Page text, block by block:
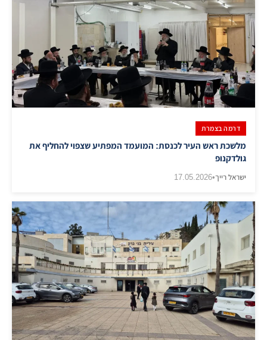
דרמה בצמרת
מלשכת ראש העיר לכנסת: המועמד המפתיע שצפוי להחליף את
גולדקנופ
ישראל רייך•
17.05.2026